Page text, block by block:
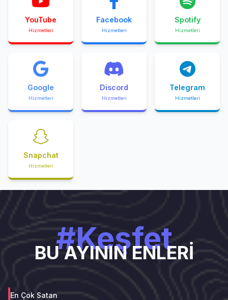
YouTube
Hizmetleri
Facebook
Hizmetleri
Spotify
Hizmetleri
Google
Hizmetleri
Discord
Hizmetleri
Telegram
Hizmetleri
Snapchat
Hizmetleri
#Keşfet
BU AYININ ENLERİ
En Çok Satan